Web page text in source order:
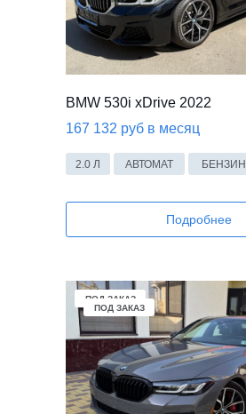
BMW 530i xDrive 2022
167 132 руб в месяц
Подробнее
2.0 Л
ПОД ЗАКАЗ
ПОД ЗАКАЗ
АВТОМАТ БЕНЗИН